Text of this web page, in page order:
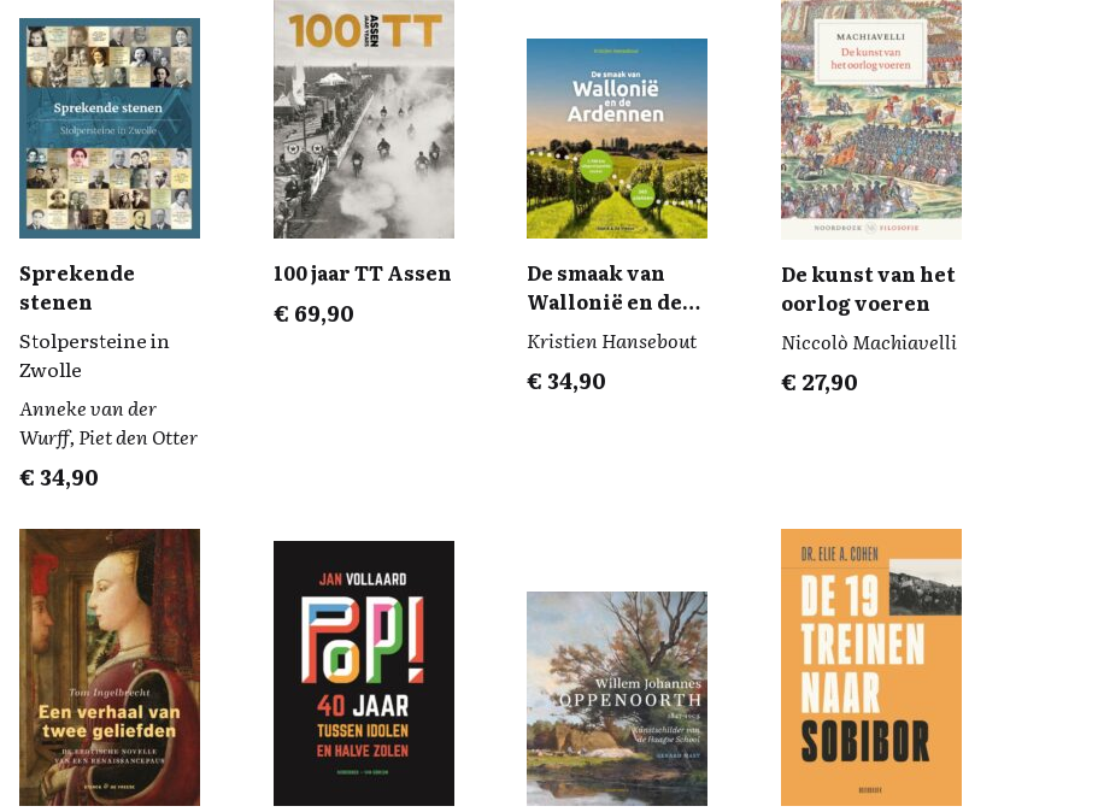
Sprekende
stenen
Stolpersteine in
Zwolle
Anneke van der
Wurff, Piet den Otter
€34,90
100 jaar TT Assen
€ 69,90
De smaak van
Wallonië en de
Ardennen
Kristien Hansebout
€34,90
De kunst van het
oorlog voeren
Niccolò Machiavelli
€ 27,90